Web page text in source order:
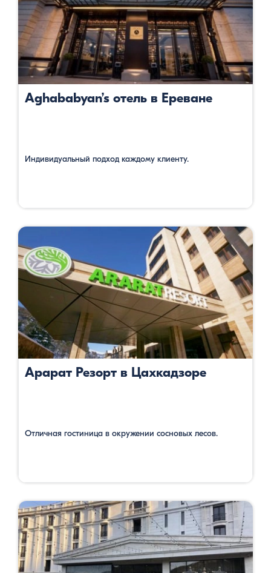
Aghababyan’s отель в Ереване
Индивидуальный подход каждому клиенту.
Арарат Резорт в Цахкадзоре
Отличная гостиница в окружении сосновых лесов.